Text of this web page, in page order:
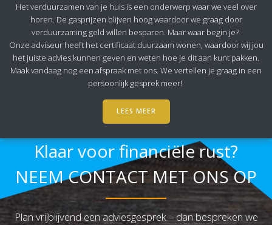
Het verduurzamen van je huis is een onderwerp waar we veel over
horen. De gasprijzen blijven hoog waardoor we graag door
verduurzaming geld willen besparen. Maar waar begin je?
Onze adviseur heeft het certificaat duurzaam wonen, waardoor wij jou
het juiste advies kunnen geven en weten hoe je dit aan kunt pakken.
Maak vandaag nog een afspraak met ons. We vertellen je graag in een
persoonlijk gesprek meer!
LEES MEER
Klaar voor financiële rust?
NEEM CONTACT MET ONS OP
Plan vrijblijvend een adviesgesprek – dan bespreken we